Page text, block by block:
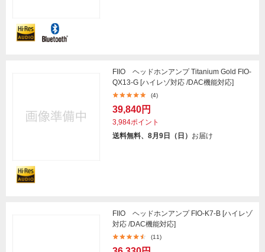
FIIO ヘッドホンアンプ Titanium Gold FIO-
QX13-G [ハイレゾ対応 /DAC機能対応]
(4)
39,840円
3,984ポイント
送料無料、8月9日（日） お届け
FIIO ヘッドホンアンプ FIO-K7-B [ハイレゾ
対応 /DAC機能対応]
(11)